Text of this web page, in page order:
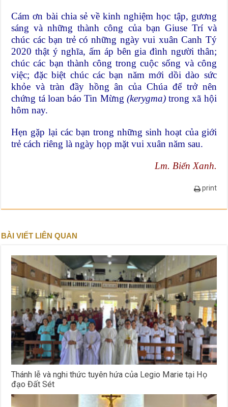
Cám ơn bài chia sẻ về kinh nghiệm học tập, gương
sáng và những thành công của bạn Giuse Trí và
chúc các bạn trẻ có những ngày vui xuân Canh Tý
2020 thật ý nghĩa, ấm áp bên gia đình người thân;
chúc các bạn thành công trong cuộc sống và công
việc; đặc biệt chúc các bạn năm mới dồi dào sức
khỏe và tràn đầy hồng ân của Chúa để trở nên
chứng tá loan báo Tin Mừng (kerygma)trong xã hội
hôm nay.
Hẹn gặp lại các bạn trong những sinh hoạt của giới
trẻ cách riêng là ngày họp mặt vui xuân năm sau.
Lm. Biển Xanh.
print
BÀI VIẾT LIÊN QUAN
Thánh lễ và nghi thức tuyên hứa của Legio Marie tại Họ
đạo Đất Sét